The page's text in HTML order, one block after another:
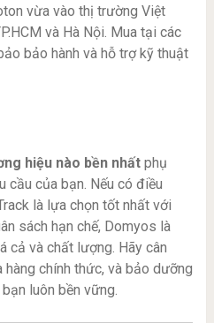
vừa vào thị trường Việt
và Hà Nội. Mua tại các
bảo hành và hỗ trợ kỹ thuật
hiệu nào bền nhấtphụ
cầu của bạn. Nếu có điều
là lựa chọn tốt nhất với
sách hạn chế, Domyos là
cả và chất lượng. Hãy cân
chính thức, và bảo dưỡng
luôn bền vững.